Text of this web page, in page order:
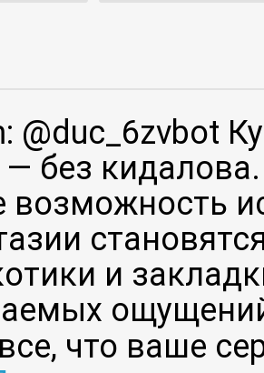
@duc_6zvbot
без
возможность
и
что ваше